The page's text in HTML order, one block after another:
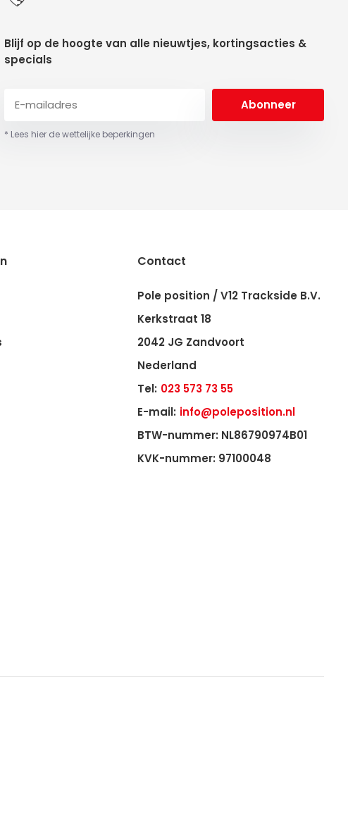
Blijf op de hoogte van alle nieuwtjes, kortingsacties &
specials
Abonneer
* Lees hier de wettelijke beperkingen
Contact
Pole position / V12 Trackside B.V.
Kerkstraat 18
2042 JG Zandvoort
Nederland
Tel: 023 573 73 55
E-mail: info@poleposition.nl
BTW-nummer: NL86790974B01
KVK-nummer: 97100048